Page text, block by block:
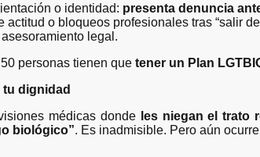
o identidad: presenta denuncia
o bloqueos profesionales tras “salir
legal.
personas tienen que tener un Plan
dignidad
médicas donde les niegan el trato
biológico”. Es inadmisible. Pero aún